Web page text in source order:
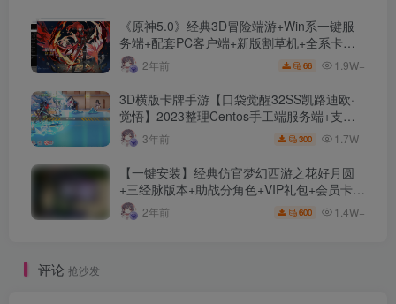
《原神5.0》经典3D冒险端游+Win系一键服
务端+配套PC客户端+新版割草机+全系卡池
文件2年前 66 1.9W+
3D横版卡牌手游【口袋觉醒32SS凯路迪欧·
觉悟】2023整理Centos手工端服务端+支付
对接+安卓苹果双端+运营后台+GM授权后台
+代理后台
3年前 300 1.7W+
【一键安装】经典仿官梦幻西游之花好月圆
+三经脉版本+助战分角色+VIP礼包+会员卡
+剧情活动+视频搭建及其他修改资料
2年前 600 1.4W+
评论 抢沙发